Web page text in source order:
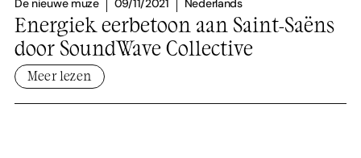
De nieuwe muze 09/11/2021 Nederlands
Energiek eerbetoon aan Saint-Saëns
door SoundWave Collective
Meer lezen